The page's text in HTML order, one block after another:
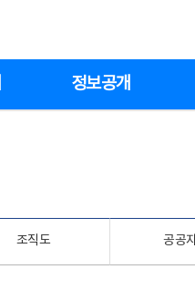
정보공개
조직도 공공